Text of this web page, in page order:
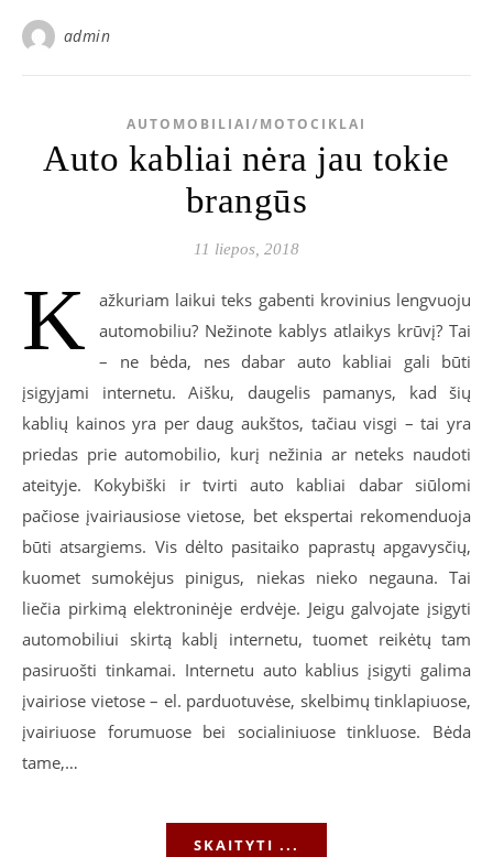
admin
AUTOMOBILIAI/MOTOCIKLAI
Auto kabliai nėra jau tokie
brangūs
11 liepos, 2018
K
ažkuriam laikui teks gabenti krovinius lengvuoju
automobiliu? Nežinote kablys atlaikys krūvį? Tai
– ne bėda, nes dabar auto kabliai gali būti
įsigyjami internetu. Aišku, daugelis pamanys, kad šių
kablių kainos yra per daug aukštos, tačiau visgi – tai yra
priedas prie automobilio, kurį nežinia ar neteks naudoti
ateityje. Kokybiški ir tvirti auto kabliai dabar siūlomi
pačiose įvairiausiose vietose, bet ekspertai rekomenduoja
būti atsargiems. Vis dėlto pasitaiko paprastų apgavysčių,
kuomet sumokėjus pinigus, niekas nieko negauna. Tai
liečia pirkimą elektroninėje erdvėje. Jeigu galvojate įsigyti
automobiliui skirtą kablį internetu, tuomet reikėtų tam
pasiruošti tinkamai. Internetu auto kablius įsigyti galima
įvairiose vietose – el. parduotuvėse, skelbimų tinklapiuose,
įvairiuose forumuose bei socialiniuose tinkluose. Bėda
tame,…
SKAITYTI ...